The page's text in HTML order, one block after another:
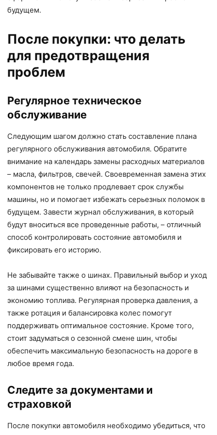
будущем.
После покупки: что делать
для предотвращения
проблем
Регулярное техническое
обслуживание
Следующим шагом должно стать составление плана
регулярного обслуживания автомобиля. Обратите
внимание на календарь замены расходных материалов
– масла, фильтров, свечей. Своевременная замена этих
компонентов не только продлевает срок службы
машины, но и помогает избежать серьезных поломок в
будущем. Завести журнал обслуживания, в который
будут вноситься все проведенные работы, – отличный
способ контролировать состояние автомобиля и
фиксировать его историю.
Не забывайте также о шинах. Правильный выбор и уход
за шинами существенно влияют на безопасность и
экономию топлива. Регулярная проверка давления, а
также ротация и балансировка колес помогут
поддерживать оптимальное состояние. Кроме того,
стоит задуматься о сезонной смене шин, чтобы
обеспечить максимальную безопасность на дороге в
любое время года.
Следите за документами и
страховкой
После покупки автомобиля необходимо убедиться, что